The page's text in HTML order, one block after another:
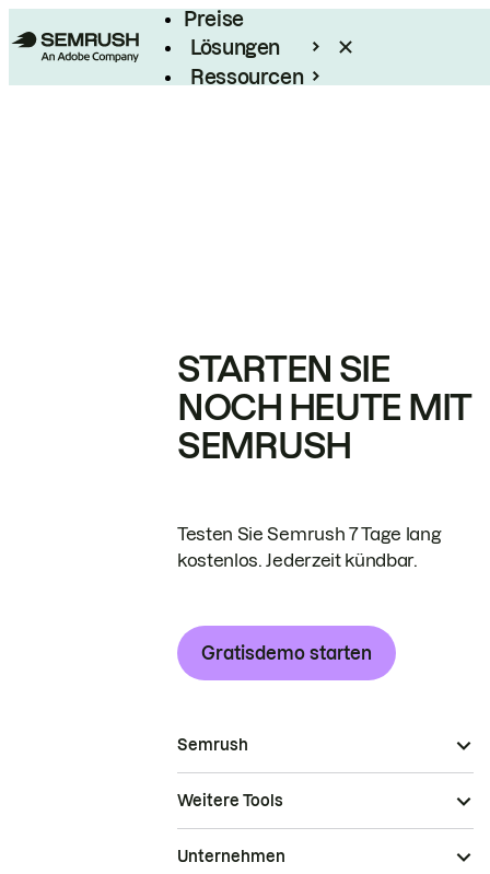
Preise
Lösungen
Ressourcen
STARTEN SIE
NOCH HEUTE MIT
SEMRUSH
Testen Sie Semrush 7 Tage lang
kostenlos. Jederzeit kündbar.
Gratisdemo starten
Semrush
Weitere Tools
Unternehmen